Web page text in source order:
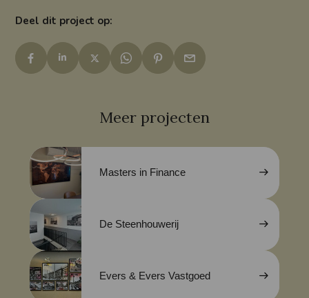
Deel dit project op:
Meer projecten
Masters in Finance
De Steenhouwerij
Evers & Evers Vastgoed